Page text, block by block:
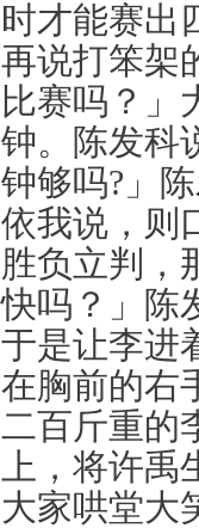
时才能赛出
再说打笨架
比赛吗？」
钟。陈发科
钟够吗?」
依我说，则
胜负立判，
快吗？」陈
于是让李进
在胸前的右
二百斤重的
上，将许
大家哄堂大